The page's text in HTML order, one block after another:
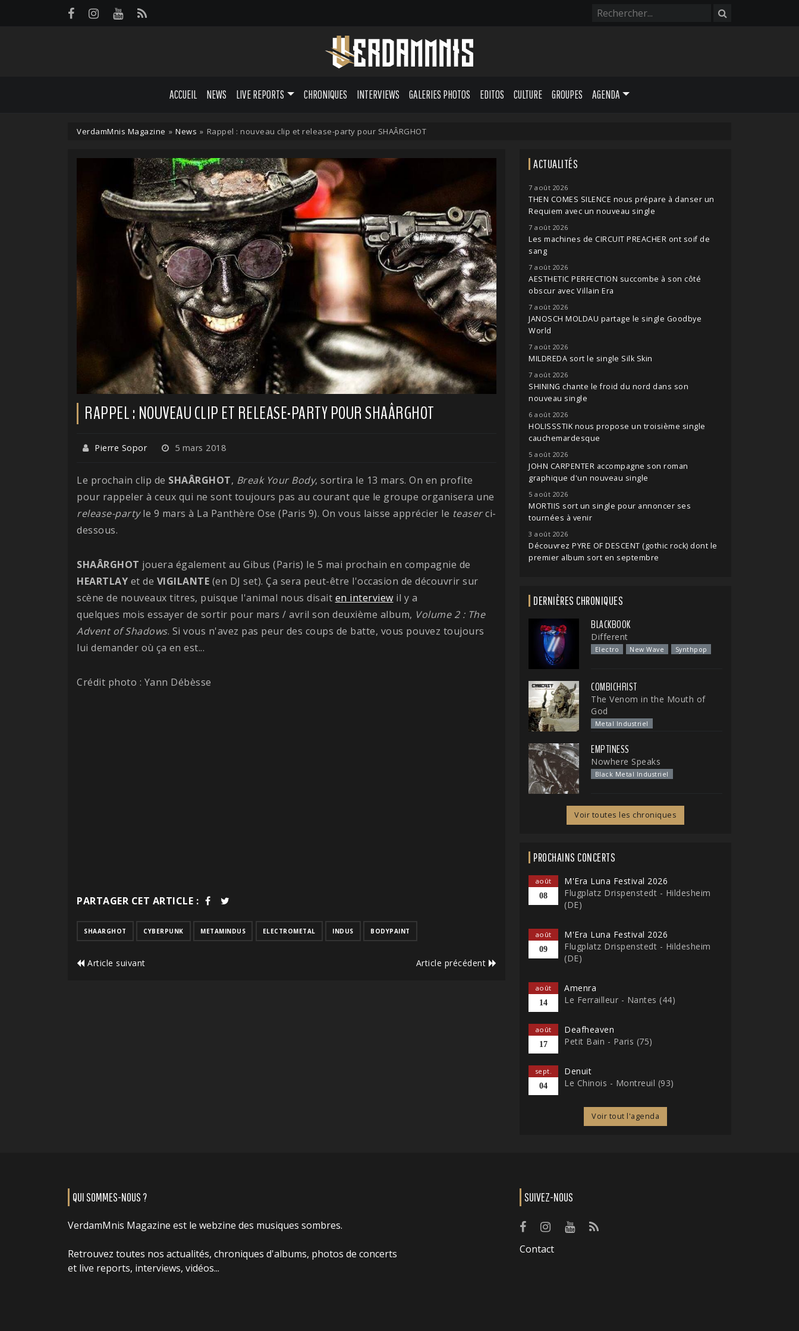
ACCUEIL NEWS LIVE REPORTS CHRONIQUES INTERVIEWS GALERIES PHOTOS EDITOS CULTURE GROUPES AGENDA
VerdamMnis Magazine » News » Rappel : nouveau clip et release-party pour SHAÂRGHOT
RAPPEL : NOUVEAU CLIP ET RELEASE-PARTY POUR SHAÂRGHOT
Pierre Sopor 5 mars 2018
Le prochain clip de SHAÂRGHOT, Break Your Body, sortira le 13 mars. On en profite
pour rappeler à ceux qui ne sont toujours pas au courant que le groupe organisera une
release-partyle 9 mars à La Panthère Ose (Paris 9). On vous laisse apprécier le teaserci-
dessous.
SHAÂRGHOT jouera également au Gibus (Paris) le 5 mai prochain en compagnie de
HEARTLAY et de VIGILANTE (en DJ set). Ça sera peut-être l'occasion de découvrir sur
scène de nouveaux titres, puisque l'animal nous disait en interview il y a
quelques mois essayer de sortir pour mars / avril son deuxième album, Volume 2 : The
Advent of Shadows. Si vous n'avez pas peur des coups de batte, vous pouvez toujours
lui demander où ça en est...
Crédit photo : Yann Débèsse
PARTAGER CET ARTICLE :
SHAARGHOT CYBERPUNK METAMINDUS ELECTROMETAL INDUS BODYPAINT
Article suivant Article précédent
ACTUALITÉS
7 août 2026
THEN COMES SILENCE nous prépare à danser un
Requiem avec un nouveau single
7 août 2026
Les machines de CIRCUIT PREACHER ont soif de
sang
7 août 2026
AESTHETIC PERFECTION succombe à son côté
obscur avec Villain Era
7 août 2026
JANOSCH MOLDAU partage le single Goodbye
World
7 août 2026
MILDREDA sort le single Silk Skin
7 août 2026
SHINING chante le froid du nord dans son
nouveau single
6 août 2026
HOLISSSTIK nous propose un troisième single
cauchemardesque
5 août 2026
JOHN CARPENTER accompagne son roman
graphique d'un nouveau single
5 août 2026
MORTIIS sort un single pour annoncer ses
tournées à venir
3 août 2026
Découvrez PYRE OF DESCENT (gothic rock) dont le
premier album sort en septembre
DERNIÈRES CHRONIQUES
BLACKBOOK
Different
Electro New Wave Synthpop
COMBICHRIST
The Venom in the Mouth of
God
Metal Industriel
EMPTINESS
Nowhere Speaks
Black Metal Industriel
Voir toutes les chroniques
PROCHAINS CONCERTS
août
08
M'Era Luna Festival 2026
Flugplatz Drispenstedt - Hildesheim
(DE)
août
09
M'Era Luna Festival 2026
Flugplatz Drispenstedt - Hildesheim
(DE)
août
14
Amenra
Le Ferrailleur - Nantes (44)
août
17
Deafheaven
Petit Bain - Paris (75)
sept.
04
Denuit
Le Chinois - Montreuil (93)
Voir tout l'agenda
QUI SOMMES-NOUS ?
VerdamMnis Magazine est le webzine des musiques sombres.
Retrouvez toutes nos actualités, chroniques d'albums, photos de concerts
et live reports, interviews, vidéos...
SUIVEZ-NOUS
Contact
Panneau de gestion des cookies